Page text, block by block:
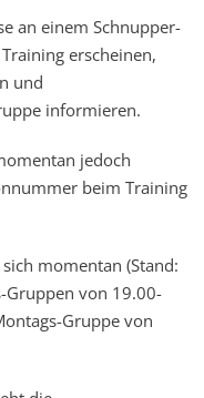
an einem Schnupper-
erscheinen,
und
informieren.
jedoch
beim Training
momentan (Stand:
Gruppen von 19.00-
Gruppe von